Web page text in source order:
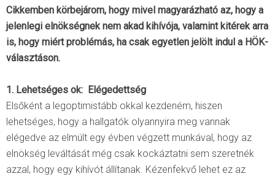
Cikkemben körbejárom, hogy mivel magyarázható az, hogy a
jelenlegi elnökségnek nem akad kihívója, valamint kitérek arra
is, hogy miért problémás, ha csak egyetlen jelölt indul a HÖK-
választáson.
1. Lehetséges ok: Elégedettség
Elsőként a legoptimistább okkal kezdeném, hiszen
lehetséges, hogy a hallgatók olyannyira meg vannak
elégedve az elmúlt egy évben végzett munkával, hogy az
elnökség leváltását még csak kockáztatni sem szeretnék
azzal, hogy egy kihívót állítanak. Kézenfekvő lehet ez az